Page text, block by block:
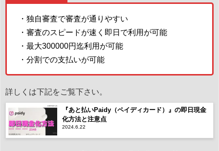
・独自審査で審査が通りやすい
・審査のスピードが速く即日で利用が可能
・最大300000円迄利用が可能
・分割での支払いが可能
詳しくは下記をご覧下さい。
『あと払いPaidy（ペイディカード）』の即日現金
化方法と注意点
2024.6.22